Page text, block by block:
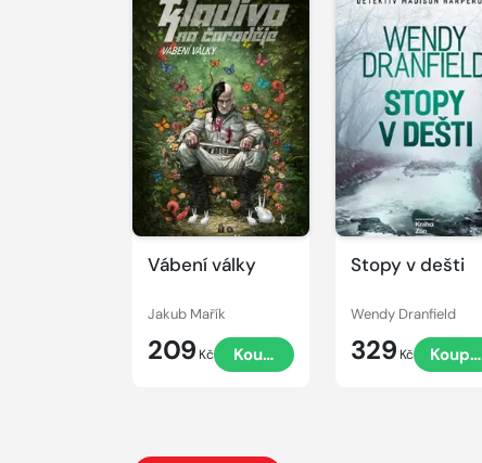
Vábení války
Jakub Mařík
209 Kč Koupit
Stopy v dešti
Wendy Dranfield
329 Kč Koupit